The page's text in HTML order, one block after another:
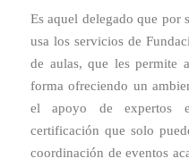
Es aquel delegado que por
usa los servicios de
de aulas, que les permite
forma ofreciendo un
el apoyo de expertos
certificación que solo
coordinación de eventos